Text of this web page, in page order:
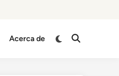
Acerca de
Switch
Open